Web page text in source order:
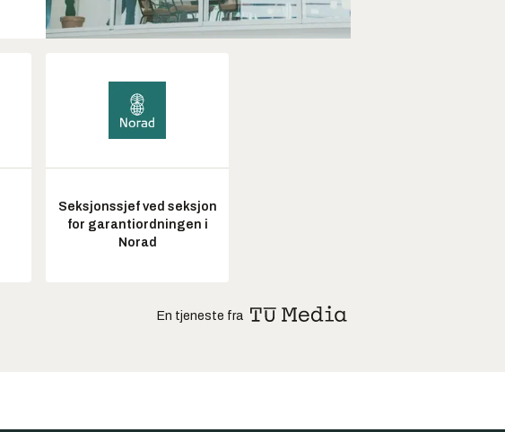
Seksjonssjef ved seksjon
for garantiordningen i
Norad
En tjeneste fra